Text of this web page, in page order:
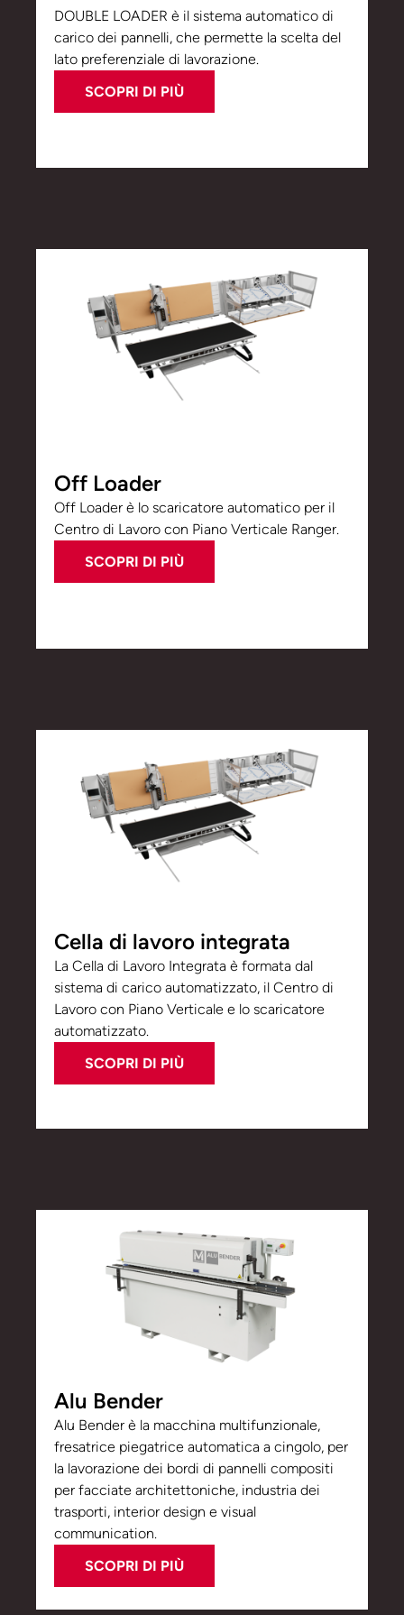
DOUBLE LOADER è il sistema automatico di
carico dei pannelli, che permette la scelta del
lato preferenziale di lavorazione.
SCOPRI DI PIÙ
Off Loader
Off Loader è lo scaricatore automatico per il
Centro di Lavoro con Piano Verticale Ranger.
SCOPRI DI PIÙ
Cella di lavoro integrata
La Cella di Lavoro Integrata è formata dal
sistema di carico automatizzato, il Centro di
Lavoro con Piano Verticale e lo scaricatore
automatizzato.
SCOPRI DI PIÙ
Alu Bender
Alu Bender è la macchina multifunzionale,
fresatrice piegatrice automatica a cingolo, per
la lavorazione dei bordi di pannelli compositi
per facciate architettoniche, industria dei
trasporti, interior design e visual
communication.
SCOPRI DI PIÙ